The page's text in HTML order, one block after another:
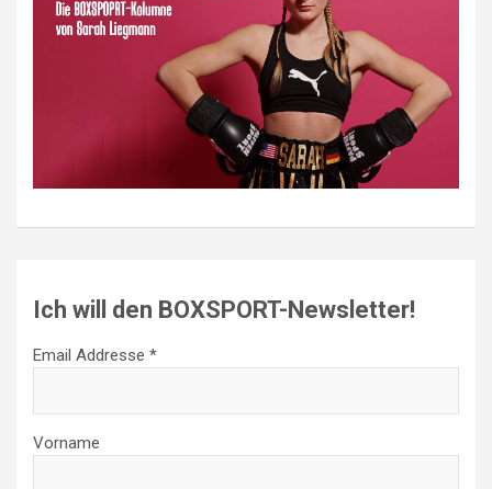
Ich will den BOXSPORT-Newsletter!
Email Addresse *
Vorname